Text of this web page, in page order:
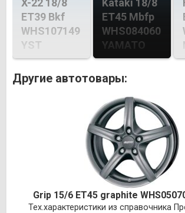
X-22 18/8
ET39 Bkf
WHS107149
YST
Kataki 18/8
ET45 Mbfp
WHS084060
YAMATO
Другие автотовары:
Grip 15/6 ET45 graphite
Тех.характеристики из справочника